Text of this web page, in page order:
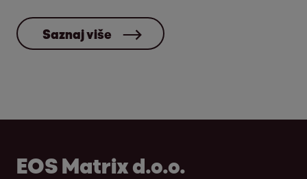
Saznaj više
EOS Matrix d.o.o.